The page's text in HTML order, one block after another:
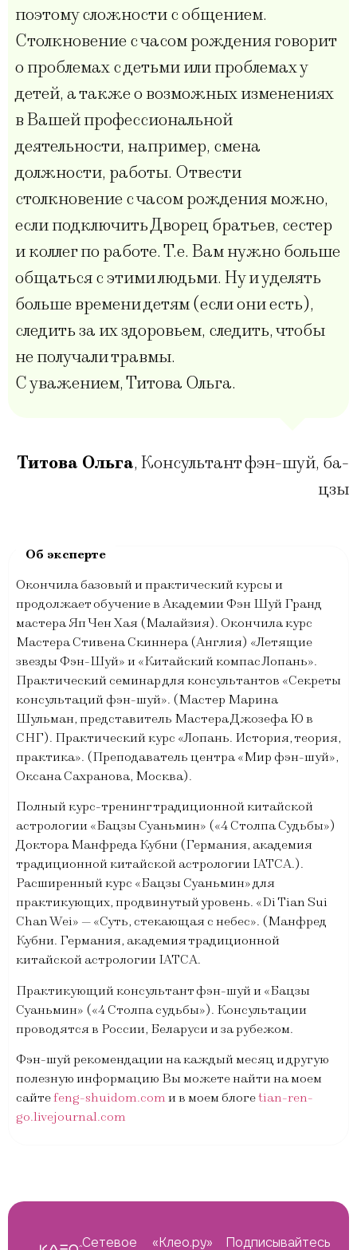
поэтому сложности с общением.
Столкновение с часом рождения говорит
о проблемах с детьми или проблемах у
детей, а также о возможных изменениях
в Вашей профессиональной
деятельности, например, смена
должности, работы. Отвести
столкновение с часом рождения можно,
если подключить Дворец братьев, сестер
и коллег по работе. Т.е. Вам нужно больше
общаться с этими людьми. Ну и уделять
больше времени детям (если они есть),
следить за их здоровьем, следить, чтобы
не получали травмы.
С уважением, Титова Ольга.
Титова Ольга, Консультант фэн-шуй, ба-
цзы
Окончила базовый и практический курсы и
продолжает обучение в Академии Фэн Шуй Гранд
мастера Яп Чен Хая (Малайзия). Окончила курс
Мастера Стивена Скиннера (Англия) «Летящие
звезды Фэн-Шуй» и «Китайский компас Лопань».
Практический семинар для консультантов «Секреты
консультаций фэн-шуй». (Мастер Марина
Шульман, представитель Мастера Джозефа Ю в
СНГ). Практический курс «Лопань. История, теория,
практика». (Преподаватель центра «Мир фэн-шуй»,
Оксана Сахранова, Москва).
Полный курс-тренинг традиционной китайской
астрологии «Бацзы Суаньмин» («4 Столпа Судьбы»)
Доктора Манфреда Кубни (Германия, академия
традиционной китайской астрологии IATCA.).
Расширенный курс «Бацзы Суаньмин» для
практикующих, продвинутый уровень. «Di Tian Sui
Chan Wei» — «Суть, стекающая с небес». (Манфред
Кубни. Германия, академия традиционной
китайской астрологии IATCA.
Практикующий консультант фэн-шуй и «Бацзы
Суаньмин» («4 Столпа судьбы»). Консультации
проводятся в России, Беларуси и за рубежом.
Фэн-шуй рекомендации на каждый месяц и другую
полезную информацию Вы можете найти на моем
сайтеfeng-shuidom.com и в моем блогеtian-ren-
go.livejournal.com
Сетевое «Клео.ру» Подписывайтесь